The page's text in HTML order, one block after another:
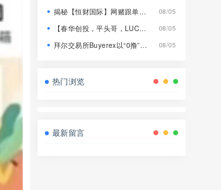
揭秘【恒财国际】网赌跟单盘深度风险预警！ 08/05
【春华创投，平头哥，LUC永久矿机】这3个项目都是骗局！已经收割，速度撤离！ 08/05
拜尔交易所Buyerex以“0撸”为噱头的分红类资金盘骗局，远离！ 08/05
热门浏览
最新留言